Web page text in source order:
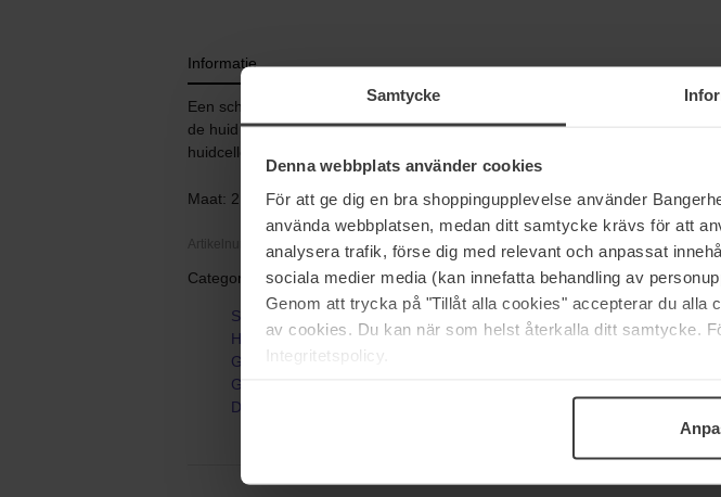
Samtycke
Denna webbplats använder cookies
För att ge dig en bra shoppingupplevelse använder
använda webbplatsen, medan ditt samtycke krävs för att
analysera trafik, förse dig med relevant och anpassat
sociala medier media (kan innefatta behandling av
Genom att trycka på "Tillåt alla cookies" accepterar du alla
av cookies. Du kan när som helst återkalla ditt samtycke.
Integritetspolicy.
Informatie
Een schuimende reiniger die reinigt zonder de huid uit te drogen of de
de huid te verstoren. De formule reinigt de huid effectief, verwijdert vuil en
huidcellen zachtjes worden geëxfolieerd.
Maat: 212 ml
Artikelnummer: 88855
Categorieën:
Startpagina
Huidverzorging
Gezichtsverzorging
Gezichtsreiniging
Deep Clean AHA Cleanser